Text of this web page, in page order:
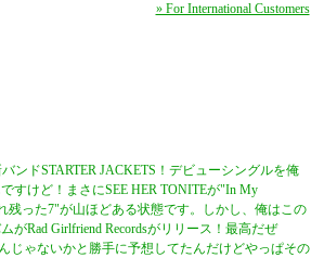
» For International Customers
ンドSTARTER JACKETS！デビューシングルを俺
すけど！まさにSEE HER TONITEが"In My
残った7"が山ほどある状態です。しかし、俺はこの
がRad Girlfriend Recordsがリリース！最高だぜ
じゃないかと勝手に予想してたんだけどやっぱその